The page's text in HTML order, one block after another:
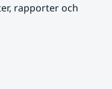
rapporter och